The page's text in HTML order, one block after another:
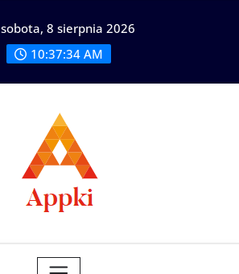
sobota, 8 sierpnia 2026
10:37:36 AM